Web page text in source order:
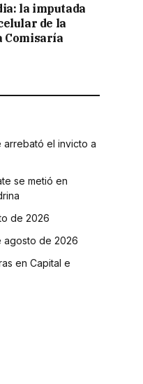
la imputada
de la
Comisaría
arrebató el invicto a
se metió en
de 2026
agosto de 2026
en Capital e